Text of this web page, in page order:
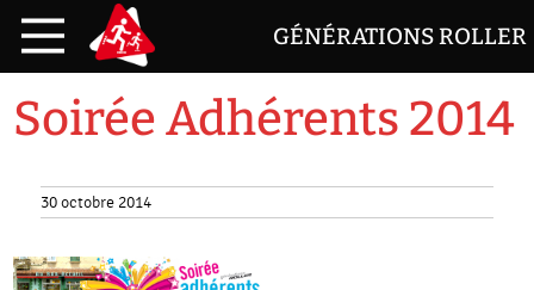
GÉNÉRATIONS ROLLER
Soirée Adhérents 2014
30 octobre 2014